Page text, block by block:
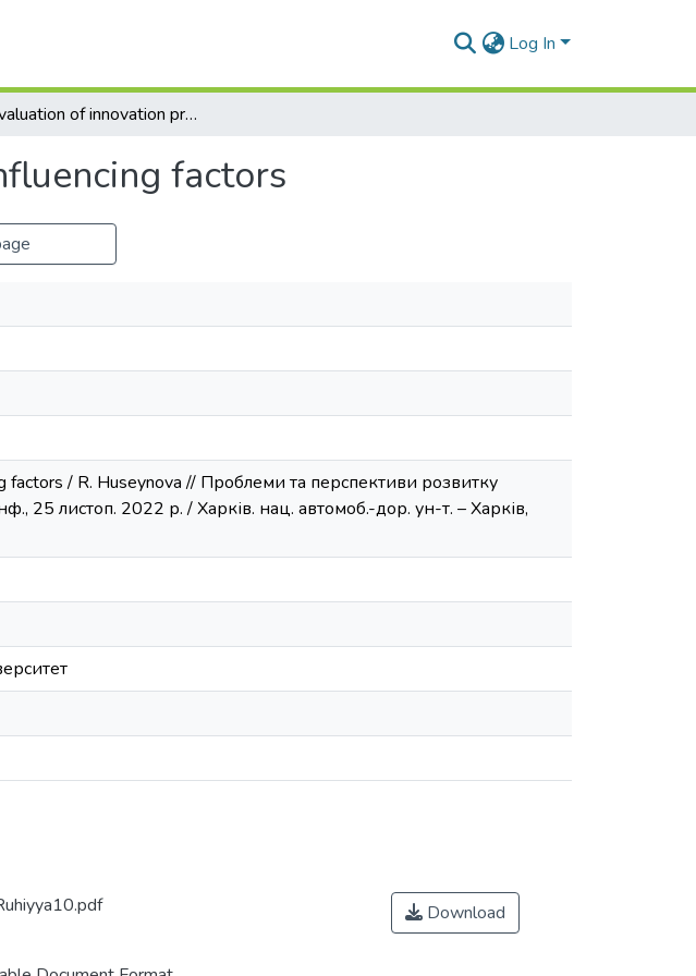
Log In
Evaluation of innovation process and influencing factors
factors
factors / R. Huseynova // Проблеми та перспективи розвитку
25 листоп. 2022 р. / Харків. нац. автомоб.-дор. ун-т. – Харків,
Download